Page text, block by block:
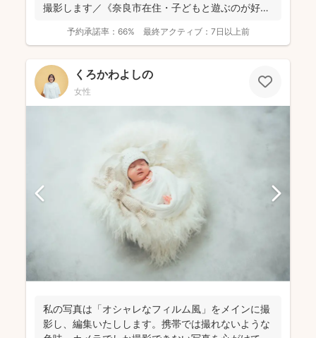
撮影します／《奈良市在住・子どもと遊ぶのが好き
予約承諾率： 66% 最終アクティブ： 7日以上前
くろかわよしの
女性
私の写真は「オシャレなフィルム風」をメインに撮
影し、編集いたしします。携帯では撮れないような